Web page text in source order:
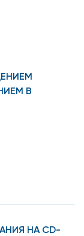
В
НА CD-